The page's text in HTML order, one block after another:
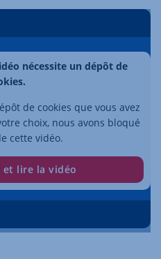
nécessite un dépôt de
de cookies que vous avez
choix, nous avons bloqué
cette vidéo.
et lire la vidéo